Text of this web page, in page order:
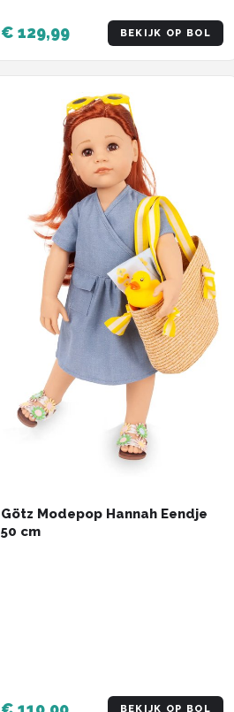
€ 129,99 BEKIJK OP BOL
Götz Modepop Hannah Eendje
50 cm
BEKIJK OP BOL